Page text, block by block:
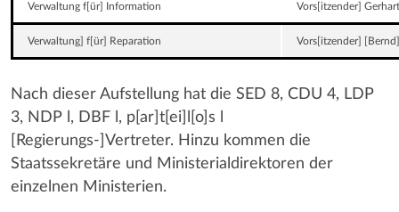
Verwaltung f[ür] Information Vors[itzender]
Verwaltung] f[ür] Reparation Vors[itzender]
Nach dieser Aufstellung hat die SED 8, CDU 4, LDP
3, NDP l, DBF l, p[ar]t[ei]l[o]s l
[Regierungs-]Vertreter. Hinzu kommen die
Staatssekretäre und Ministerialdirektoren der
einzelnen Ministerien.